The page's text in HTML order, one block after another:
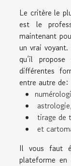
Le critère le
est le
maintenant
un vrai
qu’il
différentes
entre autre de:
astrologie,
tirage de
et
Il vous faut
plateforme